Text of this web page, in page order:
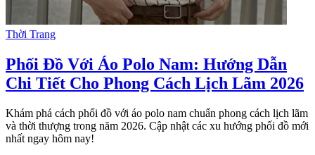
Thời Trang
Phối Đồ Với Áo Polo Nam: Hướng Dẫn
Chi Tiết Cho Phong Cách Lịch Lãm 2026
Khám phá cách phối đồ với áo polo nam chuẩn phong cách lịch lãm
và thời thượng trong năm 2026. Cập nhật các xu hướng phối đồ mới
nhất ngay hôm nay!